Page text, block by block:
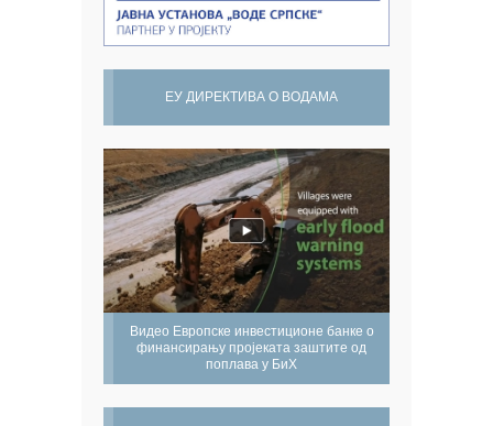
ЕУ ДИРЕКТИВА О ВОДАМА
Видео Европске инвестиционе банке о
финансирању пројеката заштите од
поплава у БиХ